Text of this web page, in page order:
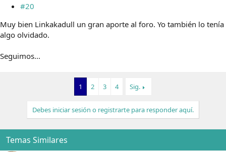
#20
Muy bien Linkakadull un gran aporte al foro. Yo también lo tenía
algo olvidado.
Seguimos...
1 2 3 4 Sig.
Debes iniciar sesión o registrarte para responder aquí.
Temas Similares